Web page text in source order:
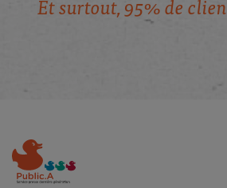
Et surtout, 95% de clien